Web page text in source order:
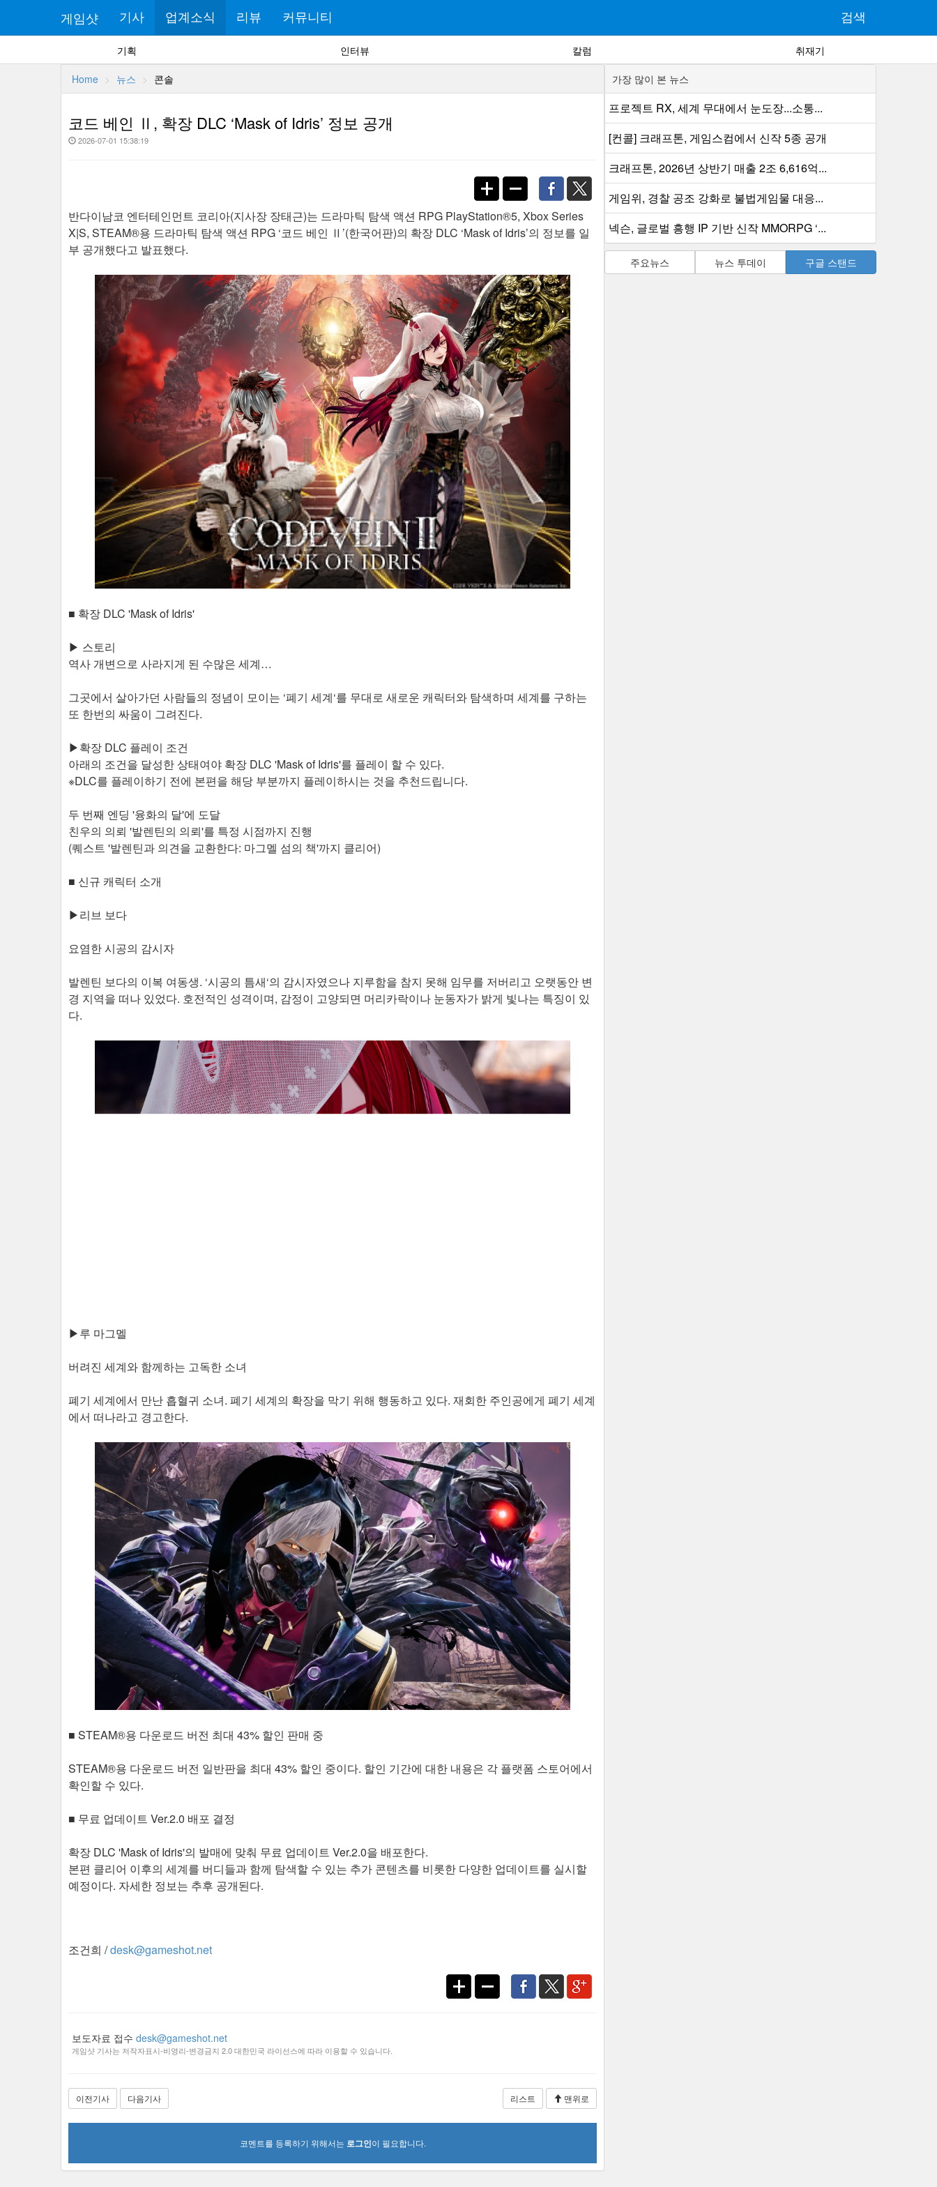
게임샷 기사 업계소식 리뷰 커뮤니티 검색
기획 인터뷰 칼럼 취재기
Home 뉴스 콘솔
코드 베인 Ⅱ, 확장 DLC ‘Mask of Idris’ 정보 공개
2026-07-01 15:38:19
반다이남코 엔터테인먼트 코리아(지사장 장태근)는 드라마틱 탐색 액션 RPG PlayStation®5, Xbox Series
X|S, STEAM®용 드라마틱 탐색 액션 RPG ‘코드 베인 Ⅱ’(한국어판)의 확장 DLC ‘Mask of Idris’의 정보를 일
부 공개했다고 발표했다.
■ 확장 DLC 'Mask of Idris'
▶ 스토리
역사 개변으로 사라지게 된 수많은 세계…
그곳에서 살아가던 사람들의 정념이 모이는 ‘폐기 세계‘를 무대로 새로운 캐릭터와 탐색하며 세계를 구하는
또 한번의 싸움이 그려진다.
▶확장 DLC 플레이 조건
아래의 조건을 달성한 상태여야 확장 DLC 'Mask of Idris'를 플레이 할 수 있다.
※DLC를 플레이하기 전에 본편을 해당 부분까지 플레이하시는 것을 추천드립니다.
두 번째 엔딩 '융화의 달'에 도달
친우의 의뢰 '발렌틴의 의뢰'를 특정 시점까지 진행
(퀘스트 '발렌틴과 의견을 교환한다: 마그멜 섬의 책'까지 클리어)
■ 신규 캐릭터 소개
▶리브 보다
요염한 시공의 감시자
발렌틴 보다의 이복 여동생. ‘시공의 틈새‘의 감시자였으나 지루함을 참지 못해 임무를 저버리고 오랫동안 변
경 지역을 떠나 있었다. 호전적인 성격이며, 감정이 고양되면 머리카락이나 눈동자가 밝게 빛나는 특징이 있
다.
▶루 마그멜
버려진 세계와 함께하는 고독한 소녀
폐기 세계에서 만난 흡혈귀 소녀. 폐기 세계의 확장을 막기 위해 행동하고 있다. 재회한 주인공에게 폐기 세계
에서 떠나라고 경고한다.
■ STEAM®용 다운로드 버전 최대 43% 할인 판매 중
STEAM®용 다운로드 버전 일반판을 최대 43% 할인 중이다. 할인 기간에 대한 내용은 각 플랫폼 스토어에서
확인할 수 있다.
■ 무료 업데이트 Ver.2.0 배포 결정
확장 DLC 'Mask of Idris'의 발매에 맞춰 무료 업데이트 Ver.2.0을 배포한다.
본편 클리어 이후의 세계를 버디들과 함께 탐색할 수 있는 추가 콘텐츠를 비롯한 다양한 업데이트를 실시할
예정이다. 자세한 정보는 추후 공개된다.
조건희 /desk@gameshot.net
보도자료 접수 desk@gameshot.net
게임샷 기사는 저작자표시-비영리-변경금지 2.0 대한민국 라이선스에 따라 이용할 수 있습니다.
이전기사 다음기사 리스트 맨위로
코멘트를 등록하기 위해서는 로그인이 필요합니다.
가장 많이 본 뉴스
프로젝트 RX, 세계 무대에서 눈도장...소통...
[컨콜] 크래프톤, 게임스컴에서 신작 5종 공개
크래프톤, 2026년 상반기 매출 2조 6,616억...
게임위, 경찰 공조 강화로 불법게임물 대응...
넥슨, 글로벌 흥행 IP 기반 신작 MMORPG ‘...
주요뉴스 뉴스 투데이 구글 스탠드